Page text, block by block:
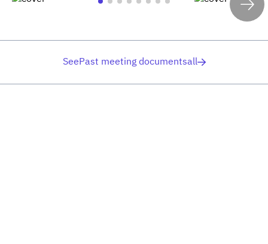
SeePast meeting documentsall